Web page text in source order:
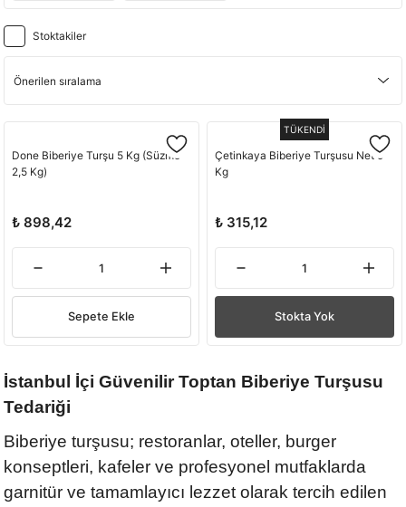
Stoktakiler
Done Biberiye Turşu 5 Kg (Süzme
2,5 Kg)
₺ 898,42
Sepete Ekle
TÜKENDİ
Çetinkaya Biberiye Turşusu Net 5
Kg
₺ 315,12
Stokta Yok
İstanbul İçi Güvenilir Toptan Biberiye Turşusu
Tedariği
Biberiye turşusu; restoranlar, oteller, burger
konseptleri, kafeler ve profesyonel mutfaklarda
garnitür ve tamamlayıcı lezzet olarak tercih edilen